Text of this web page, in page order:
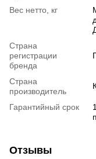
Вес нетто, кг
Страна
регистрации
бренда
Страна
производитель
Гарантийный срок
Отзывы